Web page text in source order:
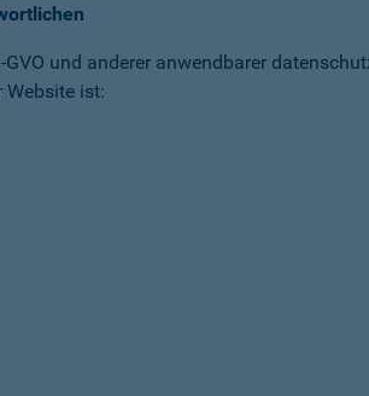
und anderer anwendbarer
Website ist: